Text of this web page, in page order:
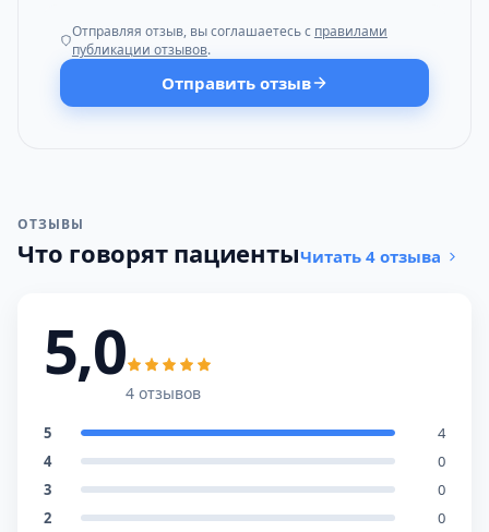
Отправляя отзыв, вы соглашаетесь с правилами
публикации отзывов.
Отправить отзыв
ОТЗЫВЫ
Что говорят пациентыЧитать 4 отзыва
5,0
4 отзывов
5
4
4
0
3
0
2
0